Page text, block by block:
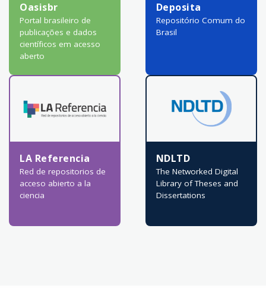
Oasisbr
Portal brasileiro de
publicações e dados
científicos em acesso
aberto
Deposita
Repositório Comum do
Brasil
LA Referencia
Red de repositorios de
acceso abierto a la
ciencia
NDLTD
The Networked Digital
Library of Theses and
Dissertations